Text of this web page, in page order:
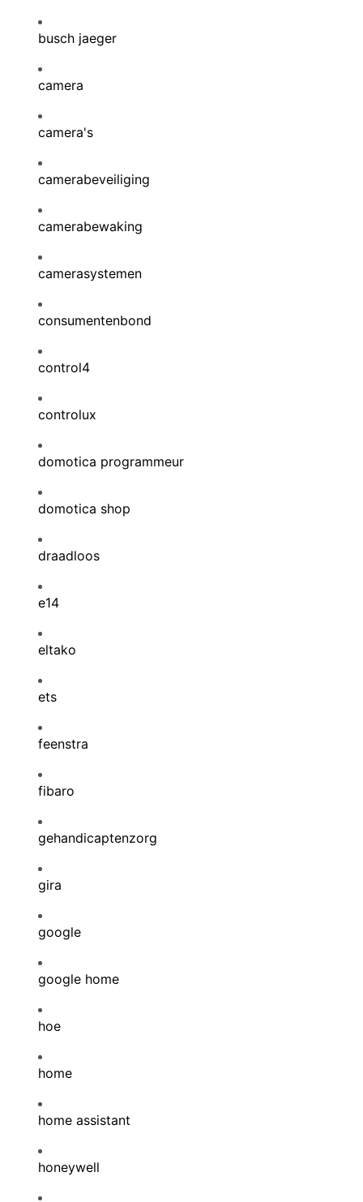
busch jaeger
camera
camera's
camerabeveiliging
camerabewaking
camerasystemen
consumentenbond
control4
controlux
domotica programmeur
domotica shop
draadloos
e14
eltako
ets
feenstra
fibaro
gehandicaptenzorg
gira
google
google home
hoe
home
home assistant
honeywell